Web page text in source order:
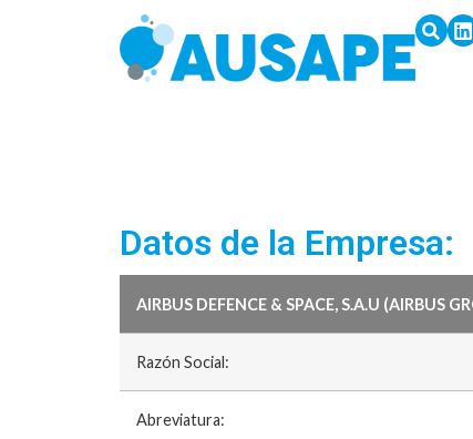
Datos de la Empresa:
AIRBUS DEFENCE & SPACE, S.A.U (AIRBUS
Razón Social:
Abreviatura: